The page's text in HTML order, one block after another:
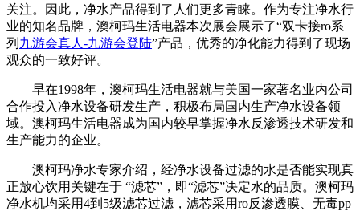
关注。因此，净水产品得到了人们更多青睐。作为专注净水行
业的知名品牌，澳柯玛生活电器本次展会展示了“双卡接ro系
列 九游会真人-九游会登陆”产品，优秀的净化能力得到了现场
观众的一致好评。
早在1998年，澳柯玛生活电器就与美国一家著名业内公司
合作投入净水设备研发生产，积极布局国内生产净水设备领
域。澳柯玛生活电器成为国内较早掌握净水反渗透技术研发和
生产能力的企业。
澳柯玛净水专家介绍，经净水设备过滤的水是否能实现真
正放心饮用关键在于 “滤芯”，即“滤芯”决定水的品质。澳柯玛
净水机均采用4到5级滤芯过滤，滤芯采用ro反渗透膜、无毒pp